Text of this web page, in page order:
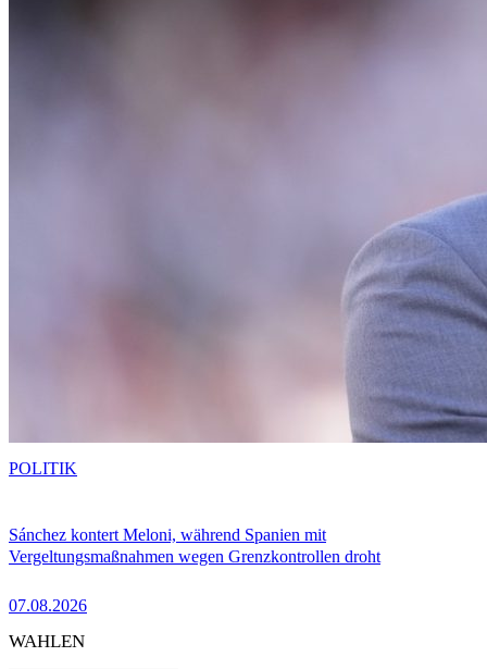
Sánchez kontert Meloni, während Spanien mit
Vergeltungsmaßnahmen wegen Grenzkontrollen droht
07.08.2026
POLITIK
WAHLEN